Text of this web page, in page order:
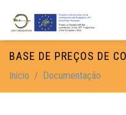
Formulário de pesquisa
BASE DE PREÇOS DE
Início / Documentação